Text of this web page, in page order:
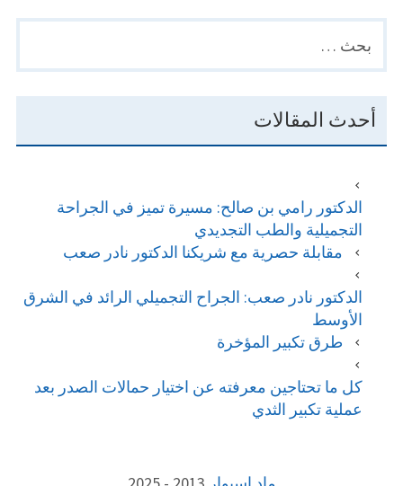
SIDEBAR
البحث
عن:
أحدث المقالات
الدكتور رامي بن صالح: مسيرة تميز في الجراحة
التجميلية والطب التجديدي
مقابلة حصرية مع شريكنا الدكتور نادر صعب
الدكتور نادر صعب: الجراح التجميلي الرائد في الشرق
الأوسط
طرق تكبیر المؤخرة
كل ما تحتاجين معرفته عن اختيار حمالات الصدر بعد
عملية تكبير الثدي